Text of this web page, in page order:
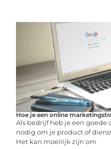
Hoe je een online
Als bedrijf heb je een
nodig om je product of
Het kan moeilijk zijn om